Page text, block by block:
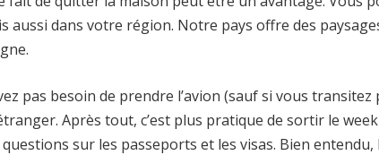
aussi dans votre région. Notre pays offre des
pas besoin de prendre l’avion (sauf si vous
Après tout, c’est plus pratique de sortir le
sur les passeports et les visas. Bien entendu,